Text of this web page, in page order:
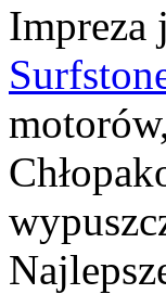
Impreza